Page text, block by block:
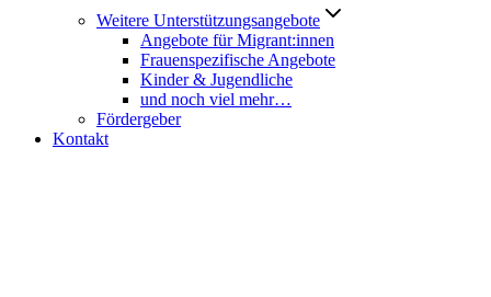
Weitere Unterstützungsangebote
Angebote für Migrant:innen
Frauenspezifische Angebote
Kinder & Jugendliche
und noch viel mehr…
Fördergeber
Kontakt